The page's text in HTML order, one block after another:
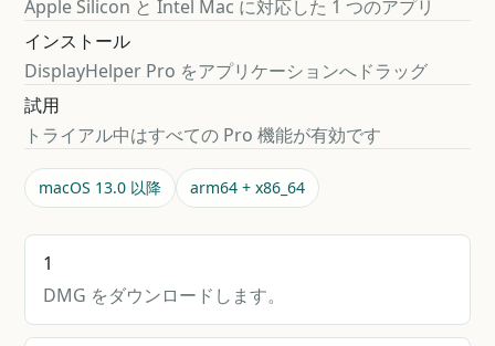
Apple Silicon と Intel Mac に対応した 1 つのアプリ
インストール
DisplayHelper Pro をアプリケーションへドラッグ
試用
トライアル中はすべての Pro 機能が有効です
macOS 13.0 以降 arm64 + x86_64
1
DMG をダウンロードします。